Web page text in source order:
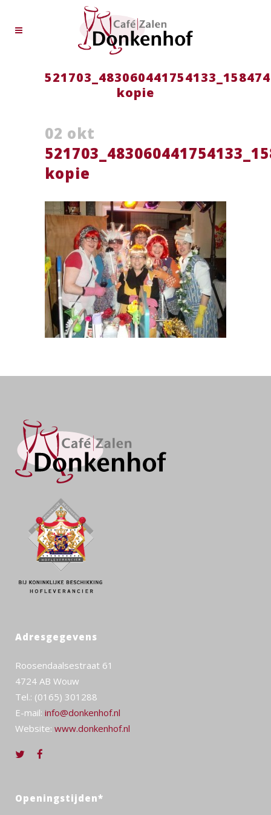
kopie
02 okt
kopie
Adresgegevens
Roosendaalsestraat 61
4724 AB Wouw
Tel.: (0165) 301288
E-mail: info@donkenhof.nl
Website: www.donkenhof.nl
Openingstijden*